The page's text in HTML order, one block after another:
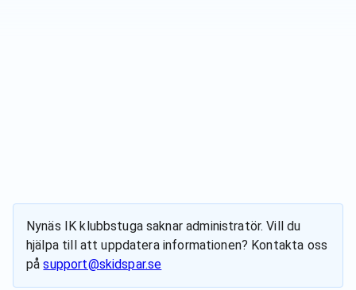
Nynäs IK klubbstugasaknar administratör. Vill du
hjälpa till att uppdatera informationen? Kontakta oss
på support@skidspar.se